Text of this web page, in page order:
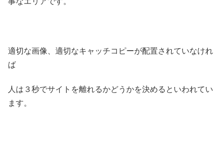
適切な画像、適切なキャッチコピーが配置されていなけれ
ば
人は３秒でサイトを離れるかどうかを決めるといわれてい
ます。